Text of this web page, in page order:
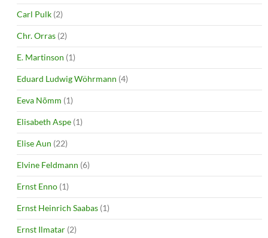
Carl Pulk (2)
Chr. Orras (2)
E. Martinson (1)
Eduard Ludwig Wöhrmann (4)
Eeva Nõmm (1)
Elisabeth Aspe (1)
Elise Aun (22)
Elvine Feldmann (6)
Ernst Enno (1)
Ernst Heinrich Saabas (1)
Ernst Ilmatar (2)